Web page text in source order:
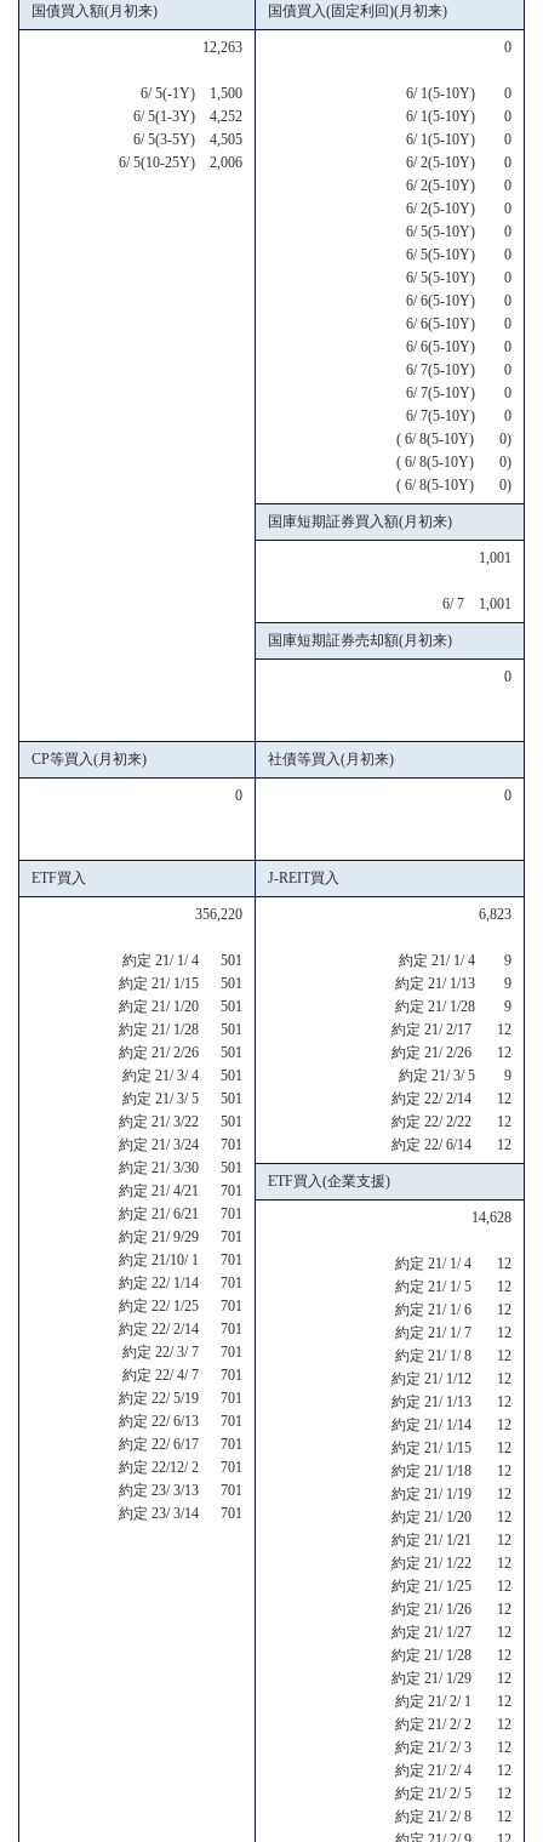
国債買入額(月初来) 国債買入(固定利回)(月初来)
12,263
6/ 5(-1Y) 1,500
6/ 5(1-3Y) 4,252
6/ 5(3-5Y) 4,505
6/ 5(10-25Y) 2,006
0
6/ 1(5-10Y) 0
6/ 1(5-10Y) 0
6/ 1(5-10Y) 0
6/ 2(5-10Y) 0
6/ 2(5-10Y) 0
6/ 2(5-10Y) 0
6/ 5(5-10Y) 0
6/ 5(5-10Y) 0
6/ 5(5-10Y) 0
6/ 6(5-10Y) 0
6/ 6(5-10Y) 0
6/ 6(5-10Y) 0
6/ 7(5-10Y) 0
6/ 7(5-10Y) 0
6/ 7(5-10Y) 0
( 6/ 8(5-10Y) 0)
( 6/ 8(5-10Y) 0)
( 6/ 8(5-10Y) 0)
国庫短期証券買入額(月初来)
1,001
6/ 7 1,001
国庫短期証券売却額(月初来)
0
CP等買入(月初来) 社債等買入(月初来)
0 0
ETF買入 J-REIT買入
356,220
約定 21/ 1/ 4 501
約定 21/ 1/15 501
約定 21/ 1/20 501
約定 21/ 1/28 501
約定 21/ 2/26 501
約定 21/ 3/ 4 501
約定 21/ 3/ 5 501
約定 21/ 3/22 501
約定 21/ 3/24 701
約定 21/ 3/30 501
約定 21/ 4/21 701
約定 21/ 6/21 701
約定 21/ 9/29 701
約定 21/10/ 1 701
約定 22/ 1/14 701
約定 22/ 1/25 701
約定 22/ 2/14 701
約定 22/ 3/ 7 701
約定 22/ 4/ 7 701
約定 22/ 5/19 701
約定 22/ 6/13 701
約定 22/ 6/17 701
約定 22/12/ 2 701
約定 23/ 3/13 701
約定 23/ 3/14 701
6,823
約定 21/ 1/ 4 9
約定 21/ 1/13 9
約定 21/ 1/28 9
約定 21/ 2/17 12
約定 21/ 2/26 12
約定 21/ 3/ 5 9
約定 22/ 2/14 12
約定 22/ 2/22 12
約定 22/ 6/14 12
ETF買入(企業支援)
14,628
約定 21/ 1/ 4 12
約定 21/ 1/ 5 12
約定 21/ 1/ 6 12
約定 21/ 1/ 7 12
約定 21/ 1/ 8 12
約定 21/ 1/12 12
約定 21/ 1/13 12
約定 21/ 1/14 12
約定 21/ 1/15 12
約定 21/ 1/18 12
約定 21/ 1/19 12
約定 21/ 1/20 12
約定 21/ 1/21 12
約定 21/ 1/22 12
約定 21/ 1/25 12
約定 21/ 1/26 12
約定 21/ 1/27 12
約定 21/ 1/28 12
約定 21/ 1/29 12
約定 21/ 2/ 1 12
約定 21/ 2/ 2 12
約定 21/ 2/ 3 12
約定 21/ 2/ 4 12
約定 21/ 2/ 5 12
約定 21/ 2/ 8 12